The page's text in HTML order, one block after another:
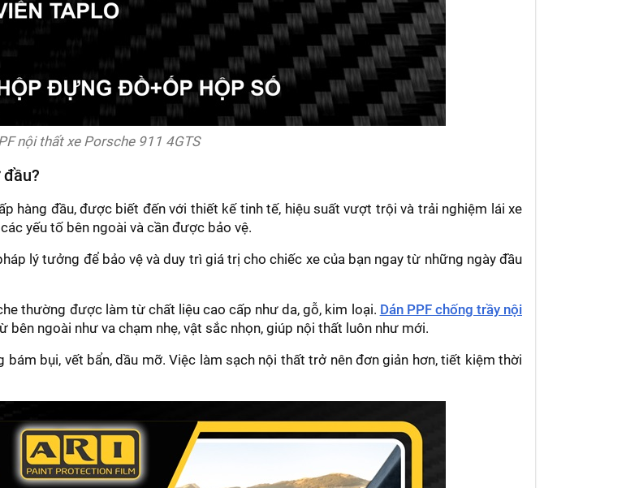
nội thất xe Porsche 911 4GTS
hàng đầu, được biết đến với thiết kế tinh tế, hiệu suất vượt trội và trải nghiệm lái xe
yếu tố bên ngoài và cần được bảo vệ.
lý tưởng để bảo vệ và duy trì giá trị cho chiếc xe của bạn ngay từ những ngày đầu
thường được làm từ chất liệu cao cấp như da, gỗ, kim loại. Dán PPF chống trầy nội
ngoài như va chạm nhẹ, vật sắc nhọn, giúp nội thất luôn như mới.
bám bụi, vết bẩn, dầu mỡ. Việc làm sạch nội thất trở nên đơn giản hơn, tiết kiệm thời